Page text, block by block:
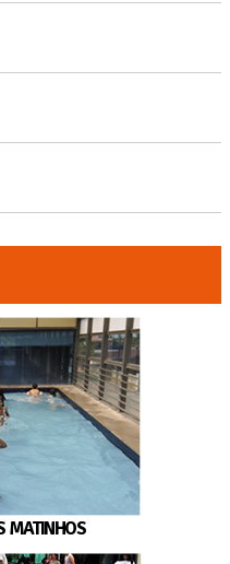
MATINHOS